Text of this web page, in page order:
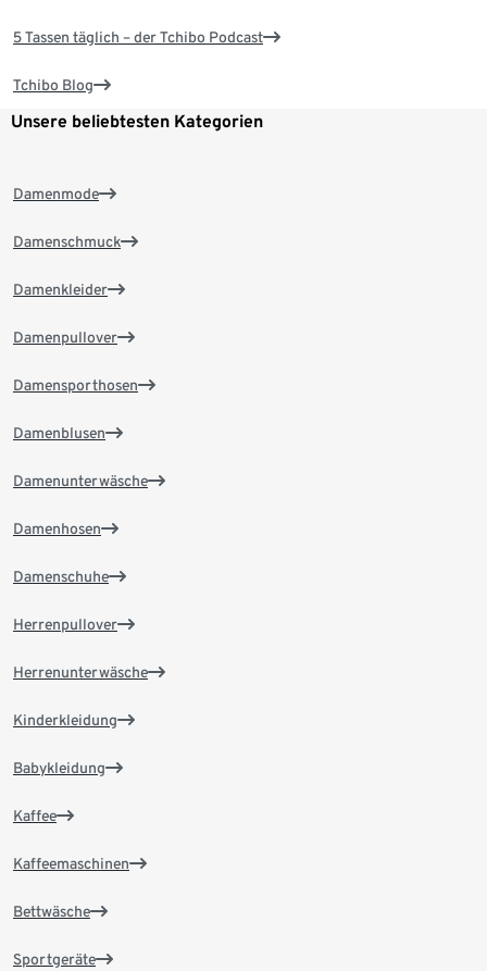
5 Tassen täglich – der Tchibo Podcast
Tchibo Blog
Unsere beliebtesten Kategorien
Damenmode
Damenschmuck
Damenkleider
Damenpullover
Damensporthosen
Damenblusen
Damenunterwäsche
Damenhosen
Damenschuhe
Herrenpullover
Herrenunterwäsche
Kinderkleidung
Babykleidung
Kaffee
Kaffeemaschinen
Bettwäsche
Sportgeräte